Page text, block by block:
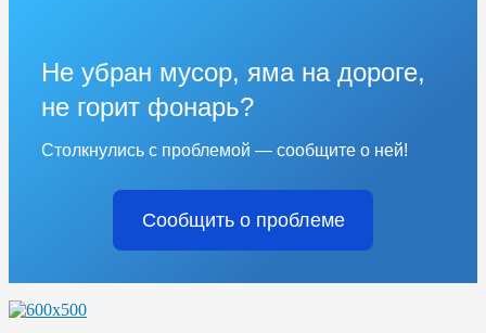
Не убран мусор, яма на дороге,
не горит фонарь?
Столкнулись с проблемой — сообщите о ней!
Сообщить о проблеме